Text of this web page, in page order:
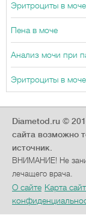
Эритроциты в
Пена в моче
Анализ мочи при
Эритроциты в
Diametod.ru ©
сайта возможно
источник.
ВНИМАНИЕ! Не
лечащего врача.
О сайте Карта